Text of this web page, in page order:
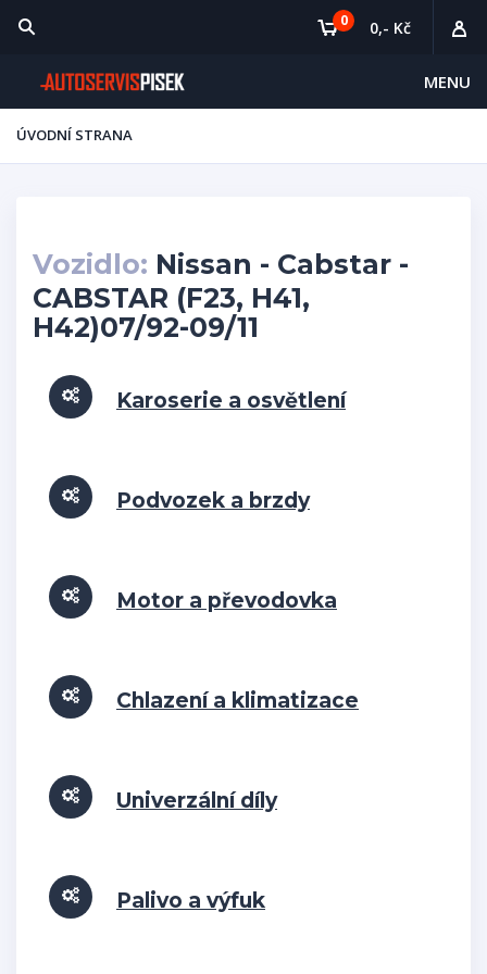
MENU
0 0,- Kč
ÚVODNÍ STRANA
Vozidlo: Nissan - Cabstar -
CABSTAR (F23, H41,
H42)07/92-09/11
Karoserie a osvětlení
Podvozek a brzdy
Motor a převodovka
Chlazení a klimatizace
Univerzální díly
Palivo a výfuk